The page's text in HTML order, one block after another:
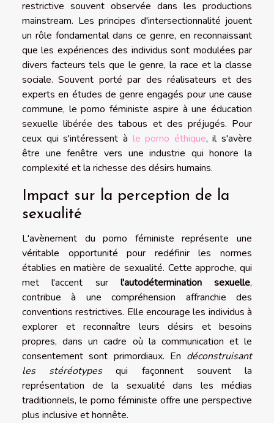
restrictive souvent observée dans les productions
mainstream. Les principes d'intersectionnalité jouent
un rôle fondamental dans ce genre, en reconnaissant
que les expériences des individus sont modulées par
divers facteurs tels que le genre, la race et la classe
sociale. Souvent porté par des réalisateurs et des
experts en études de genre engagés pour une cause
commune, le porno féministe aspire à une éducation
sexuelle libérée des tabous et des préjugés. Pour
ceux qui s'intéressent à le porno éthique, il s'avère
être une fenêtre vers une industrie qui honore la
complexité et la richesse des désirs humains.
Impact sur la perception de la
sexualité
L'avènement du porno féministe représente une
véritable opportunité pour redéfinir les normes
établies en matière de sexualité. Cette approche, qui
met l'accent sur l'autodétermination sexuelle,
contribue à une compréhension affranchie des
conventions restrictives. Elle encourage les individus à
explorer et reconnaître leurs désirs et besoins
propres, dans un cadre où la communication et le
consentement sont primordiaux. En déconstruisant
les stéréotypesqui façonnent souvent la
représentation de la sexualité dans les médias
traditionnels, le porno féministe offre une perspective
plus inclusive et honnête.